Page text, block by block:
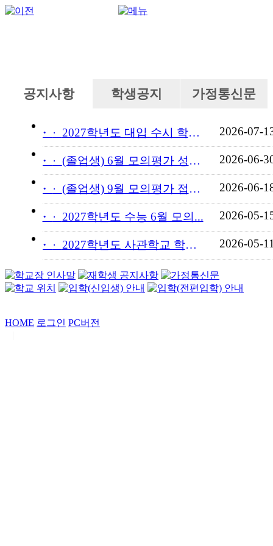
공지사항 학생공지 가정통신문
· 2027학년도 대입 수시 학교... 2026-07-
· (졸업생) 6월 모의평가 성적... 2026-06-
· (졸업생) 9월 모의평가 접수... 2026-06-
· 2027학년도 수능 6월 모의... 2026-05-
· 2027학년도 사관학교 학교장... 2026-05-
HOME 로그인 PC버전